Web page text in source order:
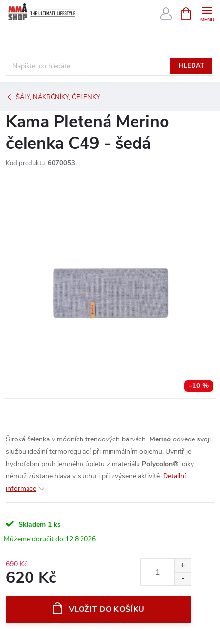
Přejít
HLEDAT
NÁKUPNÍ
KOŠÍK
ŠÁLY, NÁKRČNÍKY, ČELENKY
Kama Pletená Merino
čelenka C49 - šedá
Kód produktu: 6070053
–10 %
Široká čelenka v módních trendových barvách. Merino odvede svoji
službu ideální termoregulací při minimálním objemu. Uvnitř je
hydrofobní pruh jemného úpletu z materiálu Polycolon®, díky
němuž zůstane hlava v suchu i při zvýšené aktivitě. Detailní
informace
Skladem 1 ks
12.8.2026
690 Kč
620 Kč
VLOŽIT DO KOŠÍKU